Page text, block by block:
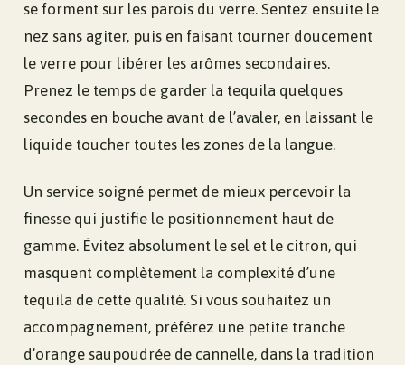
se forment sur les parois du verre. Sentez ensuite le
nez sans agiter, puis en faisant tourner doucement
le verre pour libérer les arômes secondaires.
Prenez le temps de garder la tequila quelques
secondes en bouche avant de l’avaler, en laissant le
liquide toucher toutes les zones de la langue.
Un service soigné permet de mieux percevoir la
finesse qui justifie le positionnement haut de
gamme. Évitez absolument le sel et le citron, qui
masquent complètement la complexité d’une
tequila de cette qualité. Si vous souhaitez un
accompagnement, préférez une petite tranche
d’orange saupoudrée de cannelle, dans la tradition